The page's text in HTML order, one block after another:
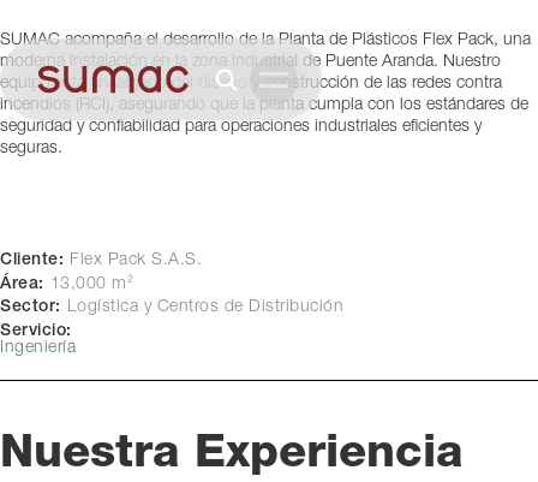
SUMAC acompaña el desarrollo de la Planta de Plásticos Flex Pack, una
moderna instalación en la zona industrial de Puente Aranda. Nuestro
equipo está encargado del diseño y construcción de las redes contra
incendios (RCI), asegurando que la planta cumpla con los estándares de
seguridad y confiabilidad para operaciones industriales eficientes y
seguras.
Cliente: Flex Pack S.A.S.
Área: 13,000 m²
Sector: Logística y Centros de Distribución
Servicio:
Ingeniería
Nuestra Experiencia